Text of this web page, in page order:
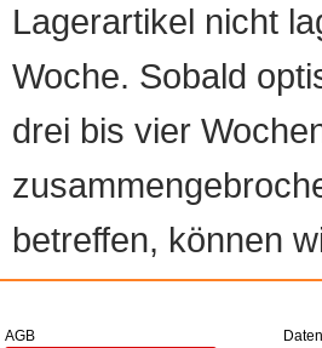
Lagerartikel nicht
Woche. Sobald
drei bis vier
betreffen, können
AGB